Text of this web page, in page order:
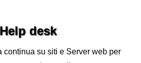
Help desk
continua su siti e Server web per